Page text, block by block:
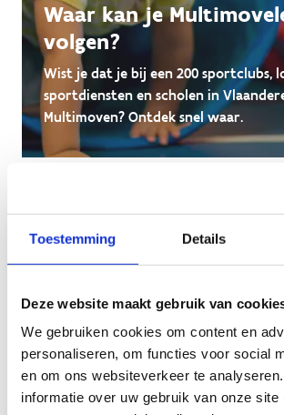
Toestemming Details
Deze website maakt gebruik van
We gebruiken cookies om content en
personaliseren, om functies voor social
en om ons websiteverkeer te
informatie over uw gebruik van onze site
Waar kan je
volgen?
Wist je dat je bij een 200 sportclubs,
sportdiensten en scholen in
Multimoven? Ontdek snel waar.